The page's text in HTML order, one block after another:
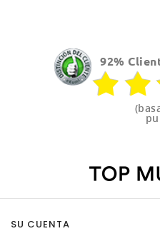
92%
SU CUENTA